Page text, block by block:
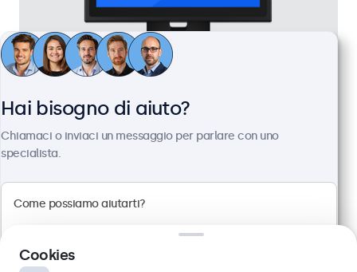
Touchscreen 10 Pollici Metallo (4:3)
10TSV7M
100+ pezzi disponibili
Pannello multi-touch 4:3
Montaggio: scrivania, parete, incasso
Dimensioni esterne: 228 x 183 x 41 mm
Hai bisogno di aiuto?
Chiamaci o inviaci un messaggio per parlare con uno
specialista.
Cookies